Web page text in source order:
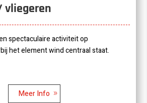
vliegeren
spectaculaire activiteit op
het element wind centraal staat.
Meer Info